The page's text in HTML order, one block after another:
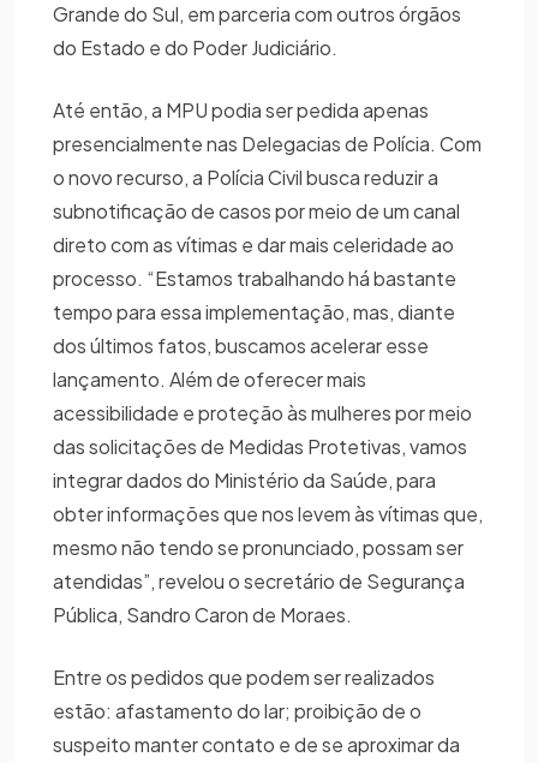
Grande do Sul, em parceria com outros órgãos
do Estado e do Poder Judiciário.
Até então, a MPU podia ser pedida apenas
presencialmente nas Delegacias de Polícia. Com
o novo recurso, a Polícia Civil busca reduzir a
subnotificação de casos por meio de um canal
direto com as vítimas e dar mais celeridade ao
processo. “Estamos trabalhando há bastante
tempo para essa implementação, mas, diante
dos últimos fatos, buscamos acelerar esse
lançamento. Além de oferecer mais
acessibilidade e proteção às mulheres por meio
das solicitações de Medidas Protetivas, vamos
integrar dados do Ministério da Saúde, para
obter informações que nos levem às vítimas que,
mesmo não tendo se pronunciado, possam ser
atendidas”, revelou o secretário de Segurança
Pública, Sandro Caron de Moraes.
Entre os pedidos que podem ser realizados
estão: afastamento do lar; proibição de o
suspeito manter contato e de se aproximar da